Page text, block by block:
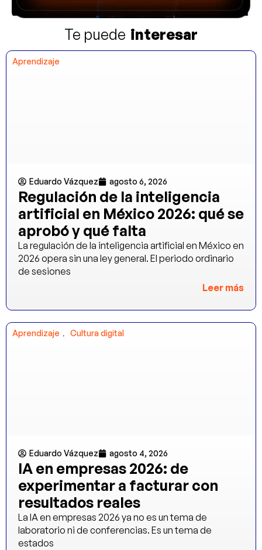
Te puede interesar
Aprendizaje
Eduardo Vázquez agosto 6, 2026
Regulación de la inteligencia
artificial en México 2026: qué se
aprobó y qué falta
La regulación de la inteligencia artificial en México en
2026 opera sin una ley general. El periodo ordinario
de sesiones
Leer más
Aprendizaje , Cultura digital
Eduardo Vázquez agosto 4, 2026
IA en empresas 2026: de
experimentar a facturar con
resultados reales
La IA en empresas 2026 ya no es un tema de
laboratorio ni de conferencias. Es un tema de
estados